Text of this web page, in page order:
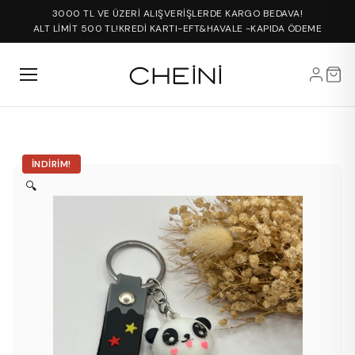
3000 TL VE ÜZERİ ALIŞVERİŞLERDE KARGO BEDAVA!
ALT LİMİT 500 TL!KREDİ KARTI-EFT&HAVALE -KAPIDA ÖDEME
İNDIRIM!
🔍